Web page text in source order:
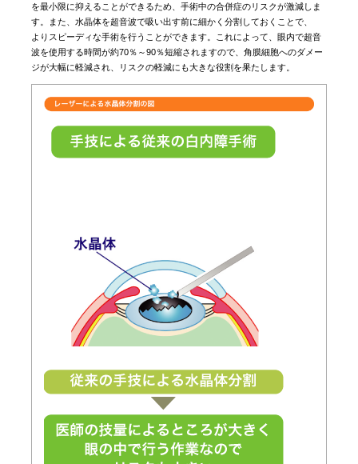
を最小限に抑えることができるため、手術中の合併症のリスクが激減しま
す。また、水晶体を超音波で吸い出す前に細かく分割しておくことで、
よりスピーディな手術を行うことができます。これによって、眼内で超音
波を使用する時間が約70％～90％短縮されますので、角膜細胞へのダメー
ジが大幅に軽減され、リスクの軽減にも大きな役割を果たします。